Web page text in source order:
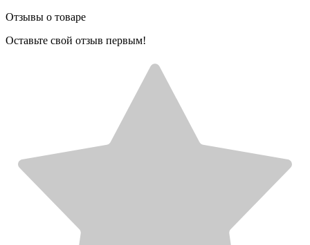
Отзывы о товаре
Оставьте свой отзыв первым!